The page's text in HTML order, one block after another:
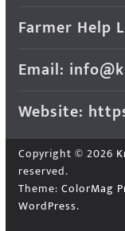
Farmer Help
Email:
Website:
Copyright © 2026
reserved.
Theme: ColorMag
WordPress.